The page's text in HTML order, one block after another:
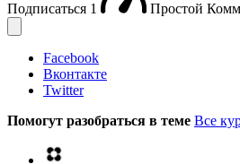
Подписаться 1 Простой
Facebook
Вконтакте
Twitter
Помогут разобраться в теме Все